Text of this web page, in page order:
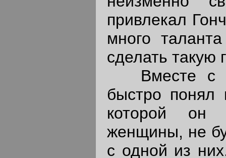
привлекал
много
сделать такую
Вместе с
быстро понял
которой он
женщины, не
с одной из